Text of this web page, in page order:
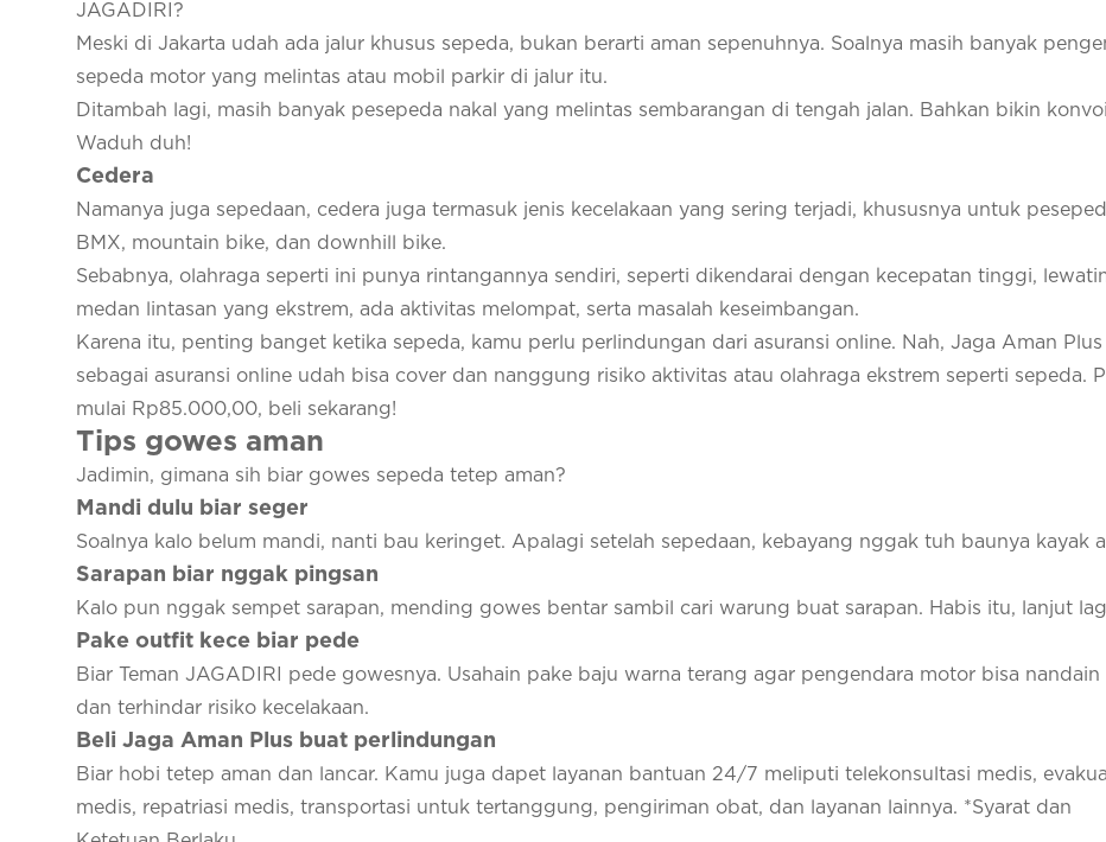
JAGADIRI?
Meski di Jakarta udah ada jalur khusus sepeda, bukan berarti aman sepenuhnya. Soalnya masih banyak
sepeda motor yang melintas atau mobil parkir di jalur itu.
Ditambah lagi, masih banyak pesepeda nakal yang melintas sembarangan di tengah jalan. Bahkan bikin
Waduh duh!
Cedera
Namanya juga sepedaan, cedera juga termasuk jenis kecelakaan yang sering terjadi, khususnya untuk
BMX, mountain bike, dan downhill bike.
Sebabnya, olahraga seperti ini punya rintangannya sendiri, seperti dikendarai dengan kecepatan tinggi,
medan lintasan yang ekstrem, ada aktivitas melompat, serta masalah keseimbangan.
Karena itu, penting banget ketika sepeda, kamu perlu perlindungan dari asuransi online. Nah, Jaga Aman Plus
sebagai asuransi online udah bisa cover dan nanggung risiko aktivitas atau olahraga ekstrem seperti sepeda.
mulai Rp85.000,00, beli sekarang!
Tips gowes aman
Jadimin, gimana sih biar gowes sepeda tetep aman?
Mandi dulu biar seger
Soalnya kalo belum mandi, nanti bau keringet. Apalagi setelah sepedaan, kebayang nggak tuh baunya kayak
Sarapan biar nggak pingsan
Kalo pun nggak sempet sarapan, mending gowes bentar sambil cari warung buat sarapan. Habis itu, lanjut
Pake outfit kece biar pede
Biar Teman JAGADIRI pede gowesnya. Usahain pake baju warna terang agar pengendara motor bisa nandain
dan terhindar risiko kecelakaan.
Beli Jaga Aman Plus buat perlindungan
Biar hobi tetep aman dan lancar. Kamu juga dapet layanan bantuan 24/7 meliputi telekonsultasi medis,
medis, repatriasi medis, transportasi untuk tertanggung, pengiriman obat, dan layanan lainnya. *Syarat dan